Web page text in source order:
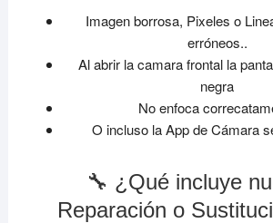
Imagen borrosa, Pixeles o
erróneos..
Al abrir la camara frontal la
negra
No enfoca
O incluso la App de Cámara
🔧 ¿Qué incluye
Reparación o